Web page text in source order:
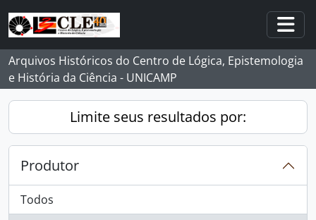
Skip to main content
Arquivos Históricos do Centro de Lógica, Epistemologia
e História da Ciência - UNICAMP
Limite seus resultados por:
Produtor
Todos